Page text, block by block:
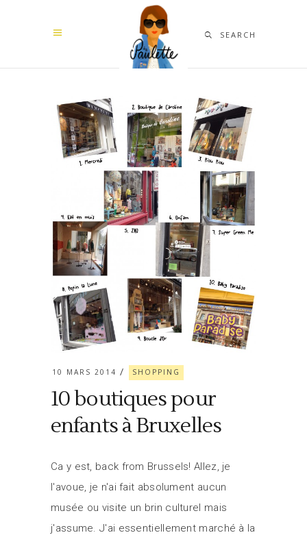
SEARCH
10 MARS 2014 SHOPPING
10 boutiques pour
enfants à Bruxelles
Ca y est, back from Brussels! Allez, je
l'avoue, je n'ai fait absolument aucun
musée ou visite un brin culturel mais
j'assume. J'ai essentiellement marché à la